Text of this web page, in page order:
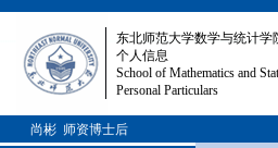
东北师范大学数学与统计学
个人信息
School of Mathematics and
Personal Particulars
尚彬 师资博士后